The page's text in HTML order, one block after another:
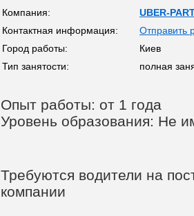
Компания:
UBER-
Контактная информация:
Отправить
Город работы:
Киев
Тип занятости:
полная
Опыт работы: от 1 года
Уровень образования: Не
Требуются водители на
компании